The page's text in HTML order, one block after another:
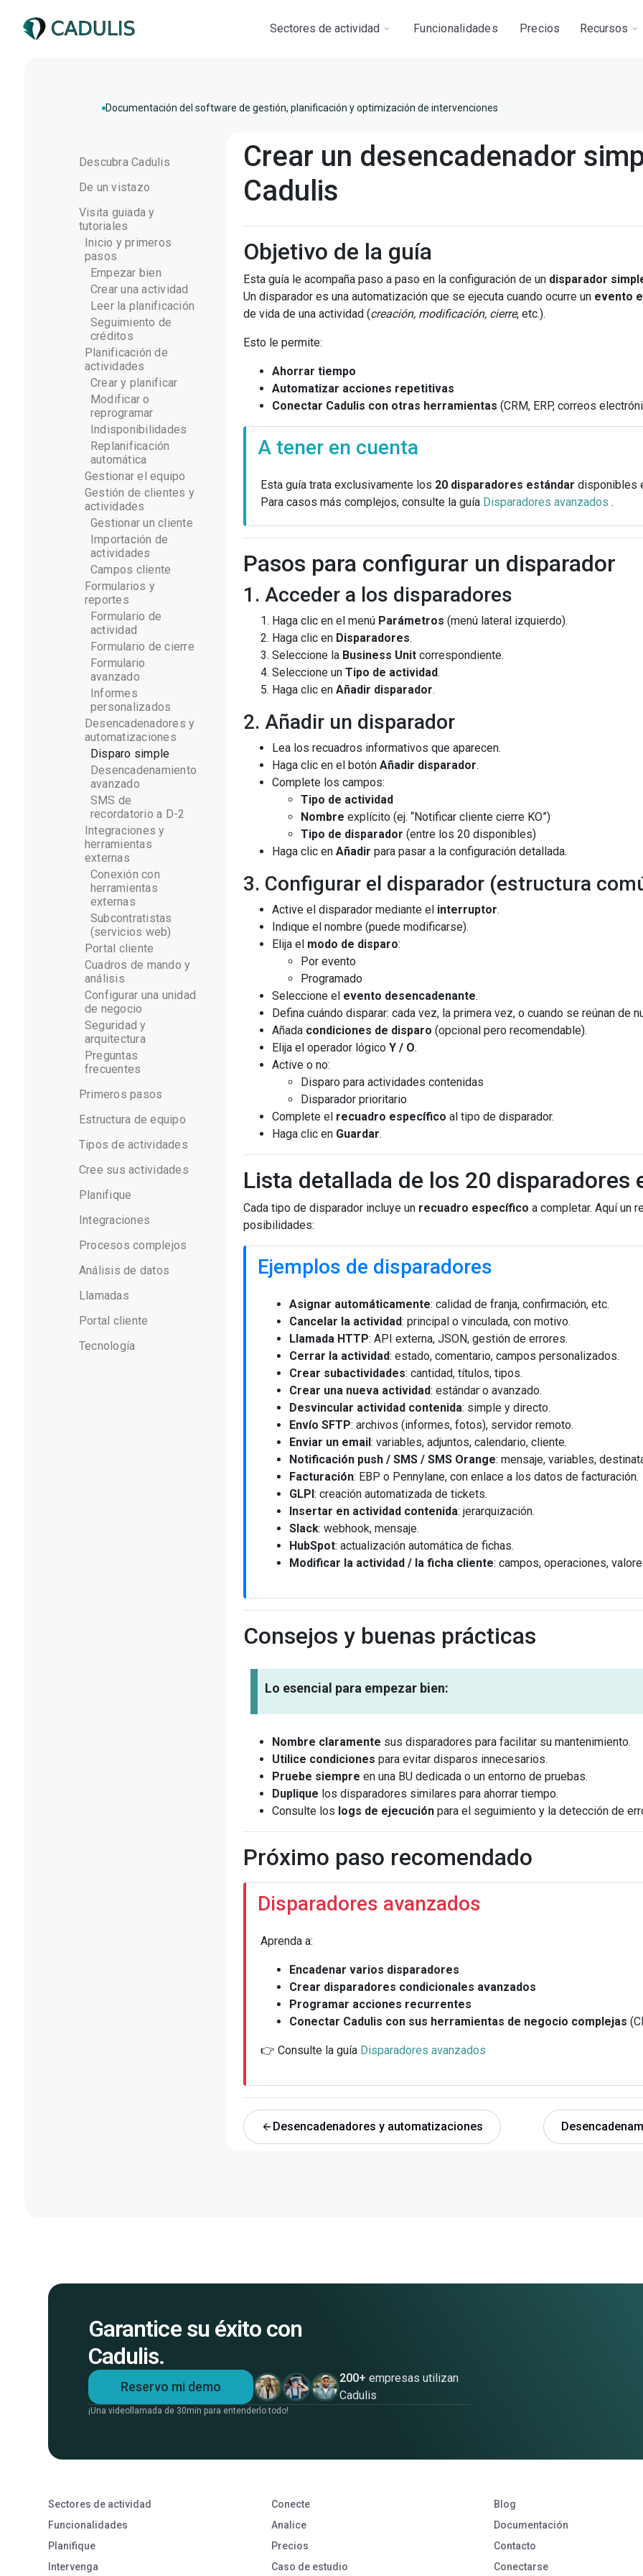
Sectores de actividad Funcionalidades Precios Recursos
Documentación del software de gestión, planificación y optimización de intervenciones
Descubra Cadulis
De un vistazo
Visita guiada y
tutoriales
Inicio y primeros
pasos
Empezar bien
Crear una actividad
Leer la planificación
Seguimiento de
créditos
Planificación de
actividades
Crear y planificar
Modificar o
reprogramar
Indisponibilidades
Replanificación
automática
Gestionar el equipo
Gestión de clientes y
actividades
Gestionar un cliente
Importación de
actividades
Campos cliente
Formularios y
reportes
Formulario de
actividad
Formulario de cierre
Formulario
avanzado
Informes
personalizados
Desencadenadores y
automatizaciones
Disparo simple
Desencadenamiento
avanzado
SMS de
recordatorio a D-2
Integraciones y
herramientas
externas
Conexión con
herramientas
externas
Subcontratistas
(servicios web)
Portal cliente
Cuadros de mando y
análisis
Configurar una unidad
de negocio
Seguridad y
arquitectura
Preguntas
frecuentes
Primeros pasos
Estructura de equipo
Tipos de actividades
Cree sus actividades
Planifique
Integraciones
Procesos complejos
Análisis de datos
Llamadas
Portal cliente
Tecnología
Crear un desencadenador
Cadulis
Objetivo de la guía
Esta guía le acompaña paso a paso en la configuración de un disparador
Un disparador es una automatización que se ejecuta cuando ocurre un evento
de vida de una actividad (creación, modificación, cierre, etc.).
Esto le permite:
Ahorrar tiempo
Automatizar acciones repetitivas
Conectar Cadulis con otras herramientas (CRM, ERP, correos
A tener en cuenta
Esta guía trata exclusivamente los 20 disparadores estándar disponibles
Para casos más complejos, consulte la guía Disparadores avanzados .
Pasos para configurar un disparador
1. Acceder a los disparadores
Haga clic en el menú Parámetros (menú lateral izquierdo).
Haga clic en Disparadores.
Seleccione la Business Unit correspondiente.
Seleccione unTipo de actividad.
Haga clic enAñadir disparador.
2. Añadir un disparador
Lea los recuadros informativos que aparecen.
Haga clic en el botónAñadir disparador.
Complete los campos:
Tipo de actividad
Nombre explícito (ej. “Notificar cliente cierre KO”)
Tipo de disparador (entre los 20 disponibles)
Haga clic enAñadir para pasar a la configuración detallada.
3. Configurar el disparador (estructura
Active el disparador mediante el interruptor.
Indique el nombre (puede modificarse).
Elija el modo de disparo:
Por evento
Programado
Seleccione el evento desencadenante.
Defina cuándo disparar: cada vez, la primera vez, o cuando se reúnan de
Añada condiciones de disparo (opcional pero recomendable).
Elija el operador lógicoY / O.
Active o no:
Disparo para actividades contenidas
Disparador prioritario
Complete el recuadro específico al tipo de disparador.
Haga clic en Guardar.
Lista detallada de los 20 disparadores
Cada tipo de disparador incluye un recuadro específico a completar. Aquí un
posibilidades:
Ejemplos de disparadores
Asignar automáticamente: calidad de franja, confirmación, etc.
Cancelar la actividad: principal o vinculada, con motivo.
Llamada HTTP: API externa, JSON, gestión de errores.
Cerrar la actividad: estado, comentario, campos personalizados.
Crear subactividades: cantidad, títulos, tipos.
Crear una nueva actividad: estándar o avanzado.
Desvincular actividad contenida: simple y directo.
Envío SFTP: archivos (informes, fotos), servidor remoto.
Enviar un email: variables, adjuntos, calendario, cliente.
Notificación push / SMS / SMS Orange: mensaje, variables,
Facturación: EBP o Pennylane, con enlace a los datos de facturación.
GLPI: creación automatizada de tickets.
Insertar en actividad contenida: jerarquización.
Slack: webhook, mensaje.
HubSpot: actualización automática de fichas.
Modificar la actividad / la ficha cliente: campos, operaciones,
Consejos y buenas prácticas
Lo esencial para empezar bien:
Nombre claramente sus disparadores para facilitar su mantenimiento.
Utilice condiciones para evitar disparos innecesarios.
Pruebe siempre en una BU dedicada o un entorno de pruebas.
Duplique los disparadores similares para ahorrar tiempo.
Consulte los logs de ejecución para el seguimiento y la detección de
Próximo paso recomendado
Disparadores avanzados
Aprenda a:
Encadenar varios disparadores
Crear disparadores condicionales avanzados
Programar acciones recurrentes
Conectar Cadulis con sus herramientas de negocio complejas
👉 Consulte la guía Disparadores avanzados
Desencadenadores y automatizaciones
Garantice su éxito con
Cadulis.
Reservo mi demo
200+ empresas utilizan
Cadulis
¡Una videollamada de 30min para entenderlo todo!
Sectores de actividad
Funcionalidades
Planifique
Intervenga
Conecte
Analice
Precios
Caso de estudio
Blog
Documentación
Contacto
Conectarse